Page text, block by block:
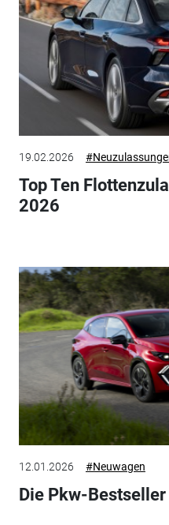
19.02.2026
Top Ten
2026
12.01.2026 #Neuwagen
Die Pkw-